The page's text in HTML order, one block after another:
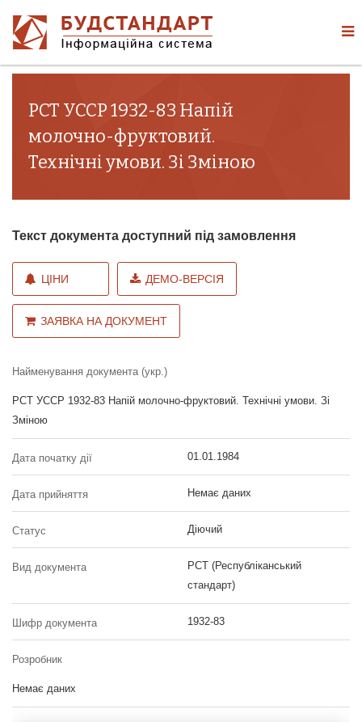
РСТ УССР 1932-83 Напій
молочно-фруктовий.
Технічні умови. Зі Зміною
Текст документа доступний під замовлення
ЦІНИ ДЕМО-ВЕРСІЯ
ЗАЯВКА НА ДОКУМЕНТ
Найменування документа (укр.)
РСТ УССР 1932-83 Напій молочно-фруктовий. Технічні умови. Зі
Зміною
Дата початку дії 01.01.1984
Дата прийняття Немає даних
Статус Діючий
Вид документа
РСТ (Республіканський
стандарт)
Шифр документа 1932-83
Розробник
Немає даних